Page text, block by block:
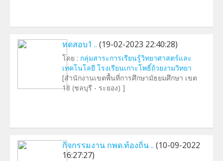
ทดสอบ1 .. (19-02-2023 22:40:28)
โดย : กลุ่มสาระการเรียนรู้วิทยาศาสตร์และ
เทคโนโลยี โรงเรียนเกาะโพธิ์ถ้วยงามวิทยา
[สำนักงานเขตพื้นที่การศึกษามัธยมศึกษา เขต
18 (ชลบุรี - ระยอง) ]
กิจกรรมงาน กพด.ท้องถิ่น .. (10-09-2022
16:27:27)